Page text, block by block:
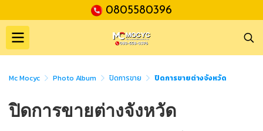
0805580396
Mc Mocyc Photo Album ปิดการขาย ปิดการขายต่างจังหวัด
ปิดการขายต่างจังหวัด